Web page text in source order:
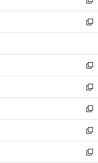
開
く
ウ
で
開
ン
ド
ウ
開
く
ウ
ィ
ン
ウ
で
開
く
新
し
い
ウ
ン
ド
ウ
で
開
く
新
し
ウ
ィ
ン
ド
ウ
で
開
く
新
し
い
ウ
ィ
ン
ド
ウ
で
新
し
い
ウ
ィ
ン
ド
新
し
い
ウ
ィ
新
し
い
新